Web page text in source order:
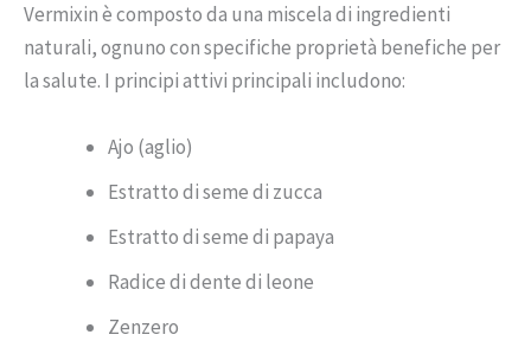
Vermixin è composto da una miscela di ingredienti
naturali, ognuno con specifiche proprietà benefiche per
la salute. I principi attivi principali includono:
Ajo (aglio)
Estratto di seme di zucca
Estratto di seme di papaya
Radice di dente di leone
Zenzero